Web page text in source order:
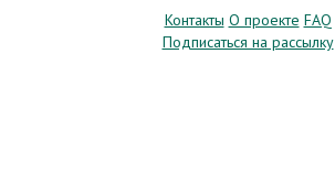
Контакты О проекте FAQ
Подписаться на рассылку